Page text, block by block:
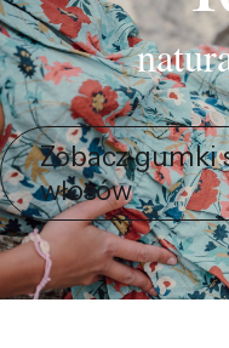
Zobacz gumki
włosów